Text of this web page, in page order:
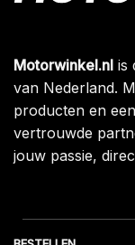
Motorwinkel.nl is
van Nederland.
producten en
vertrouwde
jouw passie,